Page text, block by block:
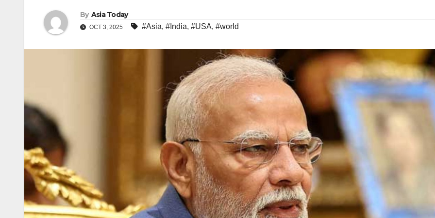
By Asia Today
OCT 3, 2025 #Asia, #India, #USA, #world